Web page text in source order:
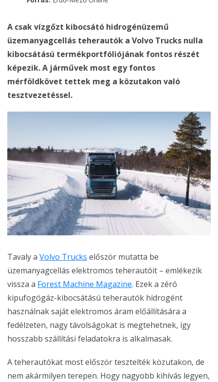
A csak vízgőzt kibocsátó hidrogénüzemű
üzemanyagcellás teherautók a Volvo Trucks nulla
kibocsátású termékportfóliójának fontos részét
képezik. A járművek most egy fontos
mérföldkövet tettek meg a közutakon való
tesztvezetéssel.
Tavaly a Volvo Trucks először mutatta be
üzemanyagcellás elektromos teherautóit – emlékezik
vissza a Forest Machine Magazine. Ezek a zéró
kipufogógáz-kibocsátású teherautók hidrogént
használnak saját elektromos áram előállítására a
fedélzeten, nagy távolságokat is megtehetnek, így
hosszabb szállítási feladatokra is alkalmasak.
A teherautókat most először tesztelték közutakon, de
nem akármilyen terepen. Hogy nagyobb kihívás legyen,